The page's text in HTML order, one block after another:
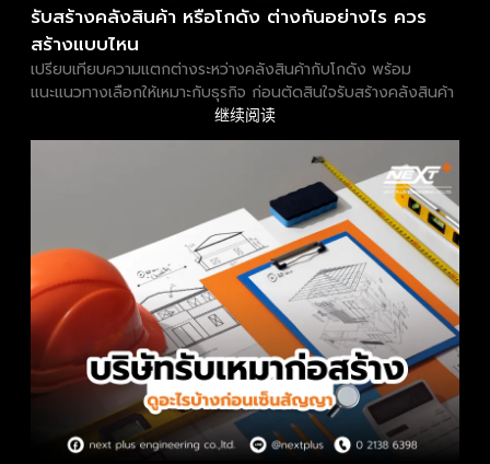
รับสร้างคลังสินค้า หรือโกดัง ต่างกันอย่างไร ควร
สร้างแบบไหน
เปรียบเทียบความแตกต่างระหว่างคลังสินค้ากับโกดัง พร้อม
แนะแนวทางเลือกให้เหมาะกับธุรกิจ ก่อนตัดสินใจรับสร้างคลังสินค้า
继续阅读